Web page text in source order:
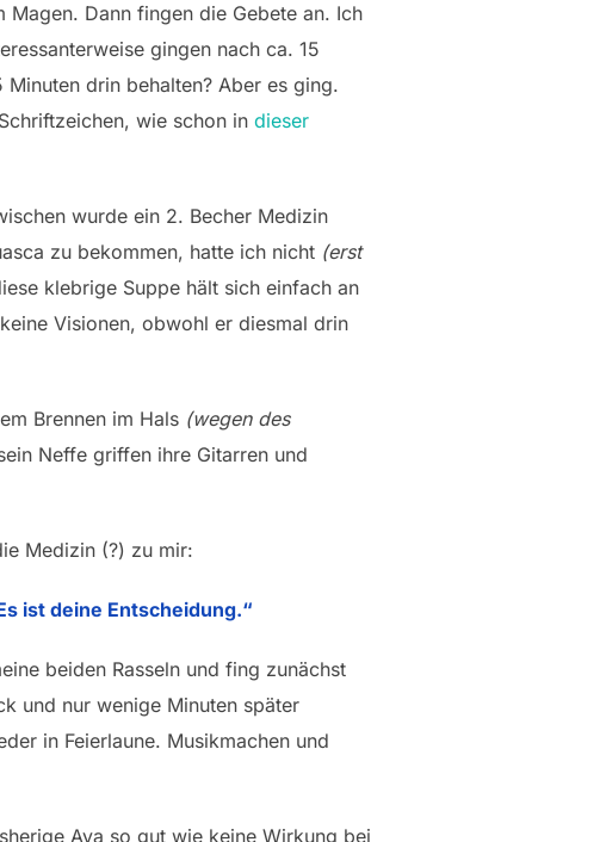
Dann fingen die Gebete an. Ich
gingen nach ca. 15
drin behalten? Aber es ging.
wie schon in dieser
wurde ein 2. Becher Medizin
zu bekommen, hatte ich nicht (erst
klebrige Suppe hält sich einfach an
Visionen, obwohl er diesmal drin
Brennen im Hals (wegen des
Neffe griffen ihre Gitarren und
Medizin (?) zu mir:
ist deine Entscheidung.“
beiden Rasseln und fing zunächst
und nur wenige Minuten später
in Feierlaune. Musikmachen und
Aya so gut wie keine Wirkung bei